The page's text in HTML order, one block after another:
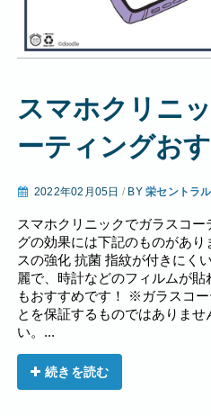
スマホクリニ
ーティングお
2022年02月05日 / BY栄セントラ
スマホクリニックでガラスコ
グの効果には下記のものがあ
スの強化 抗菌 指紋が付きにく
麗で、時計などのフィルムが
もおすすめです！ ※ガラスコ
とを保証するものではありま
い。...
続きを読む